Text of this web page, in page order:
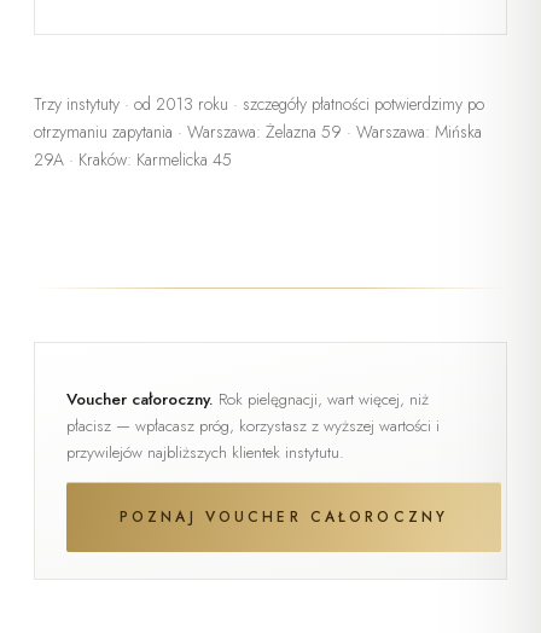
Trzy instytuty · od 2013 roku · szczegóły płatności potwierdzimy po
otrzymaniu zapytania · Warszawa: Żelazna 59 · Warszawa: Mińska
29A · Kraków: Karmelicka 45
Voucher całoroczny. Rok pielęgnacji, wart więcej, niż
płacisz — wpłacasz próg, korzystasz z wyższej wartości i
przywilejów najbliższych klientek instytutu.
POZNAJ VOUCHER CAŁOROCZNY